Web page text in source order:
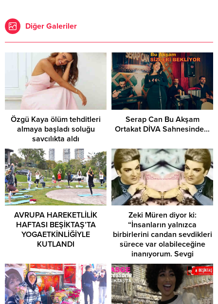
Diğer Galeriler
Özgü Kaya ölüm tehditleri
almaya başladı soluğu
savcılıkta aldı
Serap Can Bu Akşam
Ortakat DİVA Sahnesinde…
AVRUPA HAREKETLİLİK
HAFTASI BEŞİKTAŞ’TA
YOGAETKİNLİĞİYLE
KUTLANDI
Zeki Müren diyor ki:
“İnsanların yalnızca
birbirlerini candan sevdikleri
sürece var olabileceğine
inanıyorum. Sevgi
kaybolunca bence her şey
kaybolur…